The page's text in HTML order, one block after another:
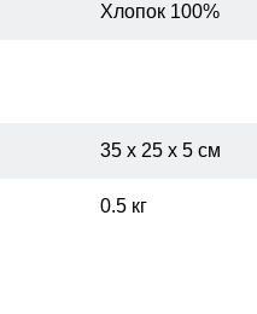
Хлопок 100%
35 x 25 x 5 см
0.5 кг